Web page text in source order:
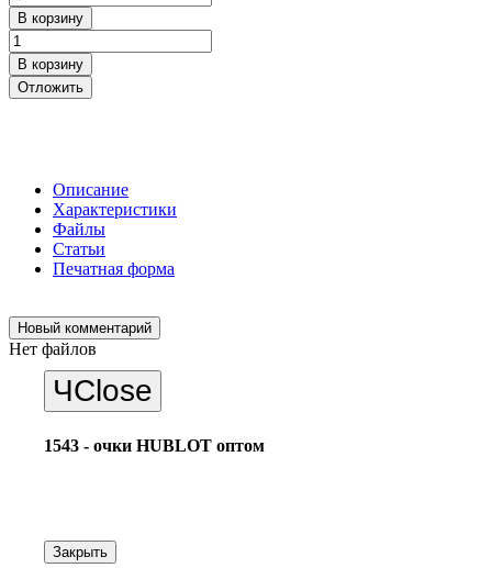
В корзину
В корзину
Отложить
Описание
Характеристики
Файлы
Статьи
Печатная форма
Новый комментарий
Нет файлов
ЧClose
1543 - очки HUBLOT оптом
Закрыть